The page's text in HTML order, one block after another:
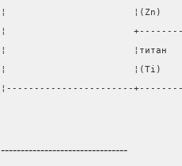
¦                       ¦(Zn)
¦                       +----------
¦                       ¦титан
¦                       ¦(Ti)
¦-----------------------
--------------------------------